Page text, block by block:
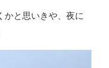
かと思いきや、夜に